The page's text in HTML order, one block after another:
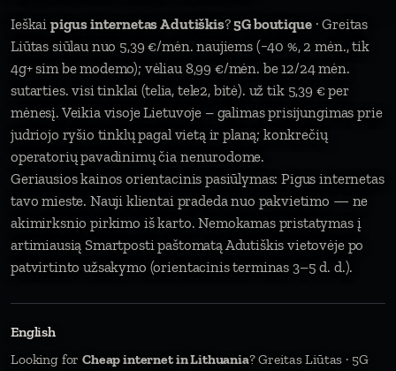
Ieškai pigus internetas Adutiškis?5G boutique· Greitas
Liūtas siūlau nuo 5,39 €/mėn. naujiems (−40 %, 2 mėn., tik
4g+ sim be modemo); vėliau 8,99 €/mėn. be 12/24 mėn.
sutarties. visi tinklai (telia, tele2, bitė). už tik 5,39 € per
mėnesį. Veikia visoje Lietuvoje – galimas prisijungimas prie
judriojo ryšio tinklų pagal vietą ir planą; konkrečių
operatorių pavadinimų čia nenurodome.
Geriausios kainos orientacinis pasiūlymas: Pigus internetas
tavo mieste. Nauji klientai pradeda nuo pakvietimo — ne
akimirksnio pirkimo iš karto. Nemokamas pristatymas į
artimiausią Smartposti paštomatą Adutiškis vietovėje po
patvirtinto užsakymo (orientacinis terminas 3–5 d. d.).
English
Looking forCheap internet in Lithuania? Greitas Liūtas · 5G